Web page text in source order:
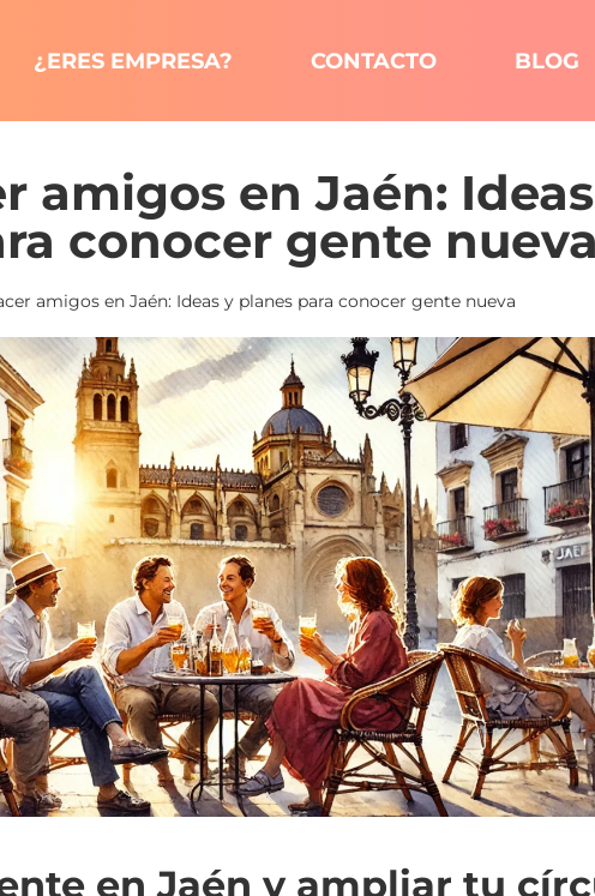
¿ERES EMPRESA? CONTACTO BLOG
amigos en Jaén:
conocer gente nueva
amigos en Jaén: Ideas y planes para conocer gente nueva
en Jaén y ampliar tu